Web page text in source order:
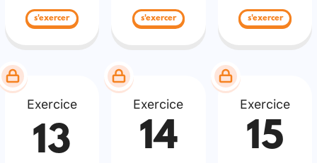
s'exercer s'exercer s'exercer
Exercice
13
Exercice
14
Exercice
15